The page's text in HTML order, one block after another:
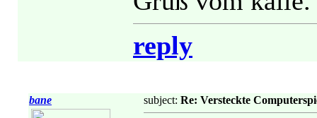
reply
bane subject: Re: Versteckte